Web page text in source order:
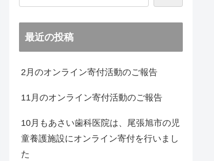
最近の投稿
2月のオンライン寄付活動のご報告
11月のオンライン寄付活動のご報告
10月もあさい歯科医院は、尾張旭市の児
童養護施設にオンライン寄付を行いまし
た